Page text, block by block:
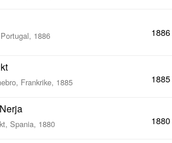
1886 1886
Frankrike, 1885 1885
Spania, 1880 1880